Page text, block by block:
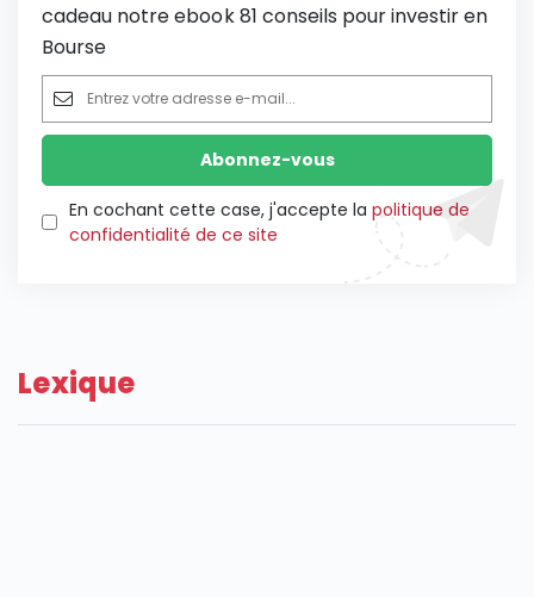
cadeau notre ebook 81 conseils pour investir en
Bourse
En cochant cette case, j'accepte la politique de
confidentialité de ce site
Lexique